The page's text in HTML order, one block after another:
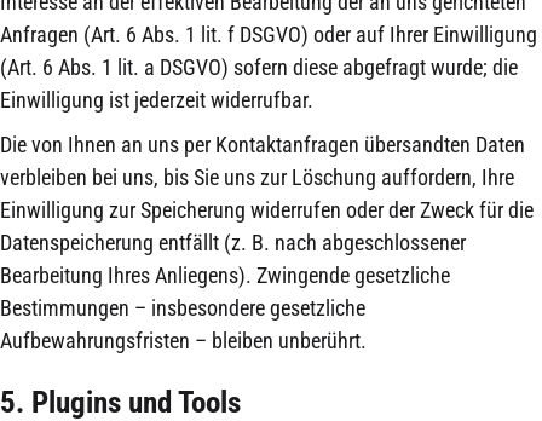
Anfragen (Art. 6 Abs. 1 lit. f DSGVO) oder auf Ihrer Einwilligung
(Art. 6 Abs. 1 lit. a DSGVO) sofern diese abgefragt wurde; die
Einwilligung ist jederzeit widerrufbar.
Die von Ihnen an uns per Kontaktanfragen übersandten Daten
verbleiben bei uns, bis Sie uns zur Löschung auffordern, Ihre
Einwilligung zur Speicherung widerrufen oder der Zweck für die
Datenspeicherung entfällt (z. B. nach abgeschlossener
Bearbeitung Ihres Anliegens). Zwingende gesetzliche
Bestimmungen – insbesondere gesetzliche
Aufbewahrungsfristen – bleiben unberührt.
5. Plugins und Tools